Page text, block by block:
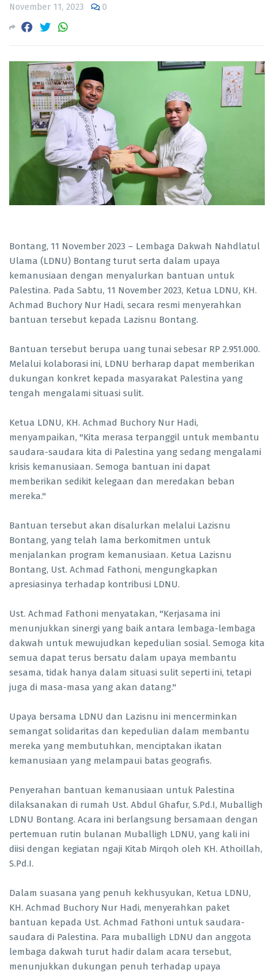
November 11, 2023 0
Bontang, 11 November 2023 – Lembaga Dakwah Nahdlatul
Ulama (LDNU) Bontang turut serta dalam upaya
kemanusiaan dengan menyalurkan bantuan untuk
Palestina. Pada Sabtu, 11 November 2023, Ketua LDNU, KH.
Achmad Buchory Nur Hadi, secara resmi menyerahkan
bantuan tersebut kepada Lazisnu Bontang.
Bantuan tersebut berupa uang tunai sebesar RP 2.951.000.
Melalui kolaborasi ini, LDNU berharap dapat memberikan
dukungan konkret kepada masyarakat Palestina yang
tengah mengalami situasi sulit.
Ketua LDNU, KH. Achmad Buchory Nur Hadi,
menyampaikan, "Kita merasa terpanggil untuk membantu
saudara-saudara kita di Palestina yang sedang mengalami
krisis kemanusiaan. Semoga bantuan ini dapat
memberikan sedikit kelegaan dan meredakan beban
mereka."
Bantuan tersebut akan disalurkan melalui Lazisnu
Bontang, yang telah lama berkomitmen untuk
menjalankan program kemanusiaan. Ketua Lazisnu
Bontang, Ust. Achmad Fathoni, mengungkapkan
apresiasinya terhadap kontribusi LDNU.
Ust. Achmad Fathoni menyatakan, "Kerjasama ini
menunjukkan sinergi yang baik antara lembaga-lembaga
dakwah untuk mewujudkan kepedulian sosial. Semoga kita
semua dapat terus bersatu dalam upaya membantu
sesama, tidak hanya dalam situasi sulit seperti ini, tetapi
juga di masa-masa yang akan datang."
Upaya bersama LDNU dan Lazisnu ini mencerminkan
semangat solidaritas dan kepedulian dalam membantu
mereka yang membutuhkan, menciptakan ikatan
kemanusiaan yang melampaui batas geografis.
Penyerahan bantuan kemanusiaan untuk Palestina
dilaksanakan di rumah Ust. Abdul Ghafur, S.Pd.I, Muballigh
LDNU Bontang. Acara ini berlangsung bersamaan dengan
pertemuan rutin bulanan Muballigh LDNU, yang kali ini
diisi dengan kegiatan ngaji Kitab Mirqoh oleh KH. Athoillah,
S.Pd.I.
Dalam suasana yang penuh kekhusyukan, Ketua LDNU,
KH. Achmad Buchory Nur Hadi, menyerahkan paket
bantuan kepada Ust. Achmad Fathoni untuk saudara-
saudara di Palestina. Para muballigh LDNU dan anggota
lembaga dakwah turut hadir dalam acara tersebut,
menunjukkan dukungan penuh terhadap upaya